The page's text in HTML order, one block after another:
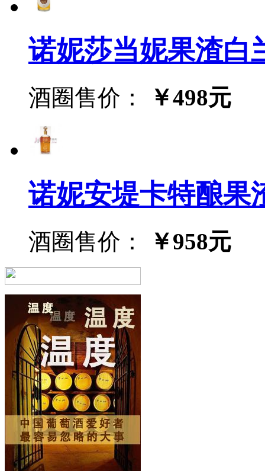
诺妮莎当妮果渣白
酒圈售价： ￥498元
诺妮安堤卡特酿果
酒圈售价： ￥958元